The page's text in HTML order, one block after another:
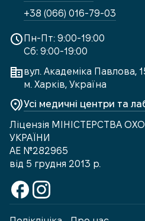
Пн-Пт: 9:00-19:00
Сб: 9:00-19:00
вул. Академіка Павлова,
м. Харків, Україна
Усі медичні центри та
Ліцензія МІНІСТЕРСТВА
УКРАЇНИ
АЕ №282965
від 5 грудня 2013 р.
+38 (066) 016-79-03